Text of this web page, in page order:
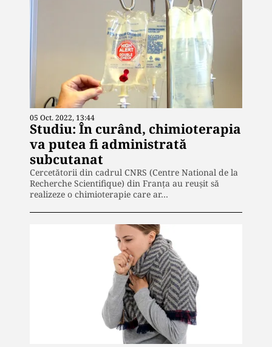
05 Oct. 2022, 13:44
Studiu: În curând, chimioterapia
va putea fi administrată
subcutanat
Cercetătorii din cadrul CNRS (Centre National de la
Recherche Scientifique) din Franța au reușit să
realizeze o chimioterapie care ar…